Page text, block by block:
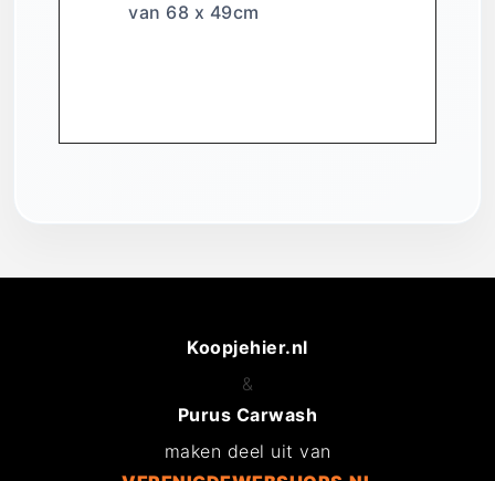
van 68 x 49cm
Koopjehier.nl
&
Purus Carwash
maken deel uit van